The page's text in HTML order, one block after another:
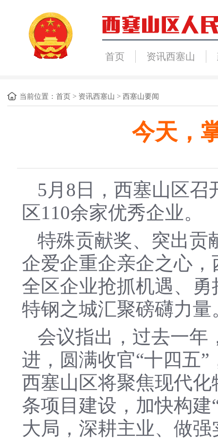
首页 资讯西塞山
当前位置： 首页 > 资讯西塞山 > 西塞山要闻
今天，
5月8日，西塞山区
区110余家优秀企业。
特殊贡献奖、突出贡
企爱企重企亲企之心
全区企业抢抓机遇、
特钢之城汇聚磅礴力量
会议指出，过去一年
进，圆满收官“十四五
西塞山区将聚焦现代
条项目建设，加快构
大局，深耕主业、做